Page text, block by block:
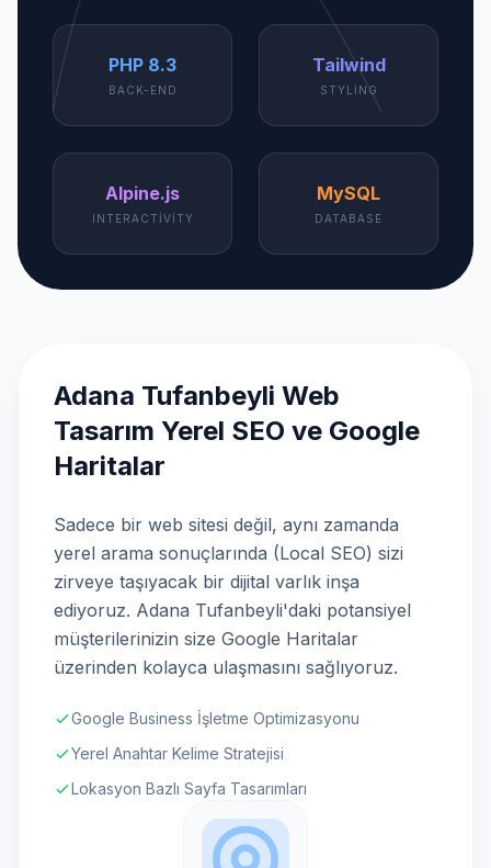
PHP 8.3
BACK-END
Tailwind
STYLING
Alpine.js
INTERACTIVITY
MySQL
DATABASE
Adana Tufanbeyli Web
Tasarım Yerel SEO ve Google
Haritalar
Sadece bir web sitesi değil, aynı zamanda
yerel arama sonuçlarında (Local SEO) sizi
zirveye taşıyacak bir dijital varlık inşa
ediyoruz. Adana Tufanbeyli'daki potansiyel
müşterilerinizin size Google Haritalar
üzerinden kolayca ulaşmasını sağlıyoruz.
Google Business İşletme Optimizasyonu
Yerel Anahtar Kelime Stratejisi
Lokasyon Bazlı Sayfa Tasarımları